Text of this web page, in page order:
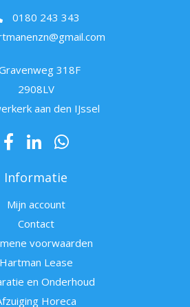
0180 243 343
318F
2908LV
aan den IJssel
Informatie
Mijn account
Contact
voorwaarden
Hartman Lease
en Onderhoud
Horeca